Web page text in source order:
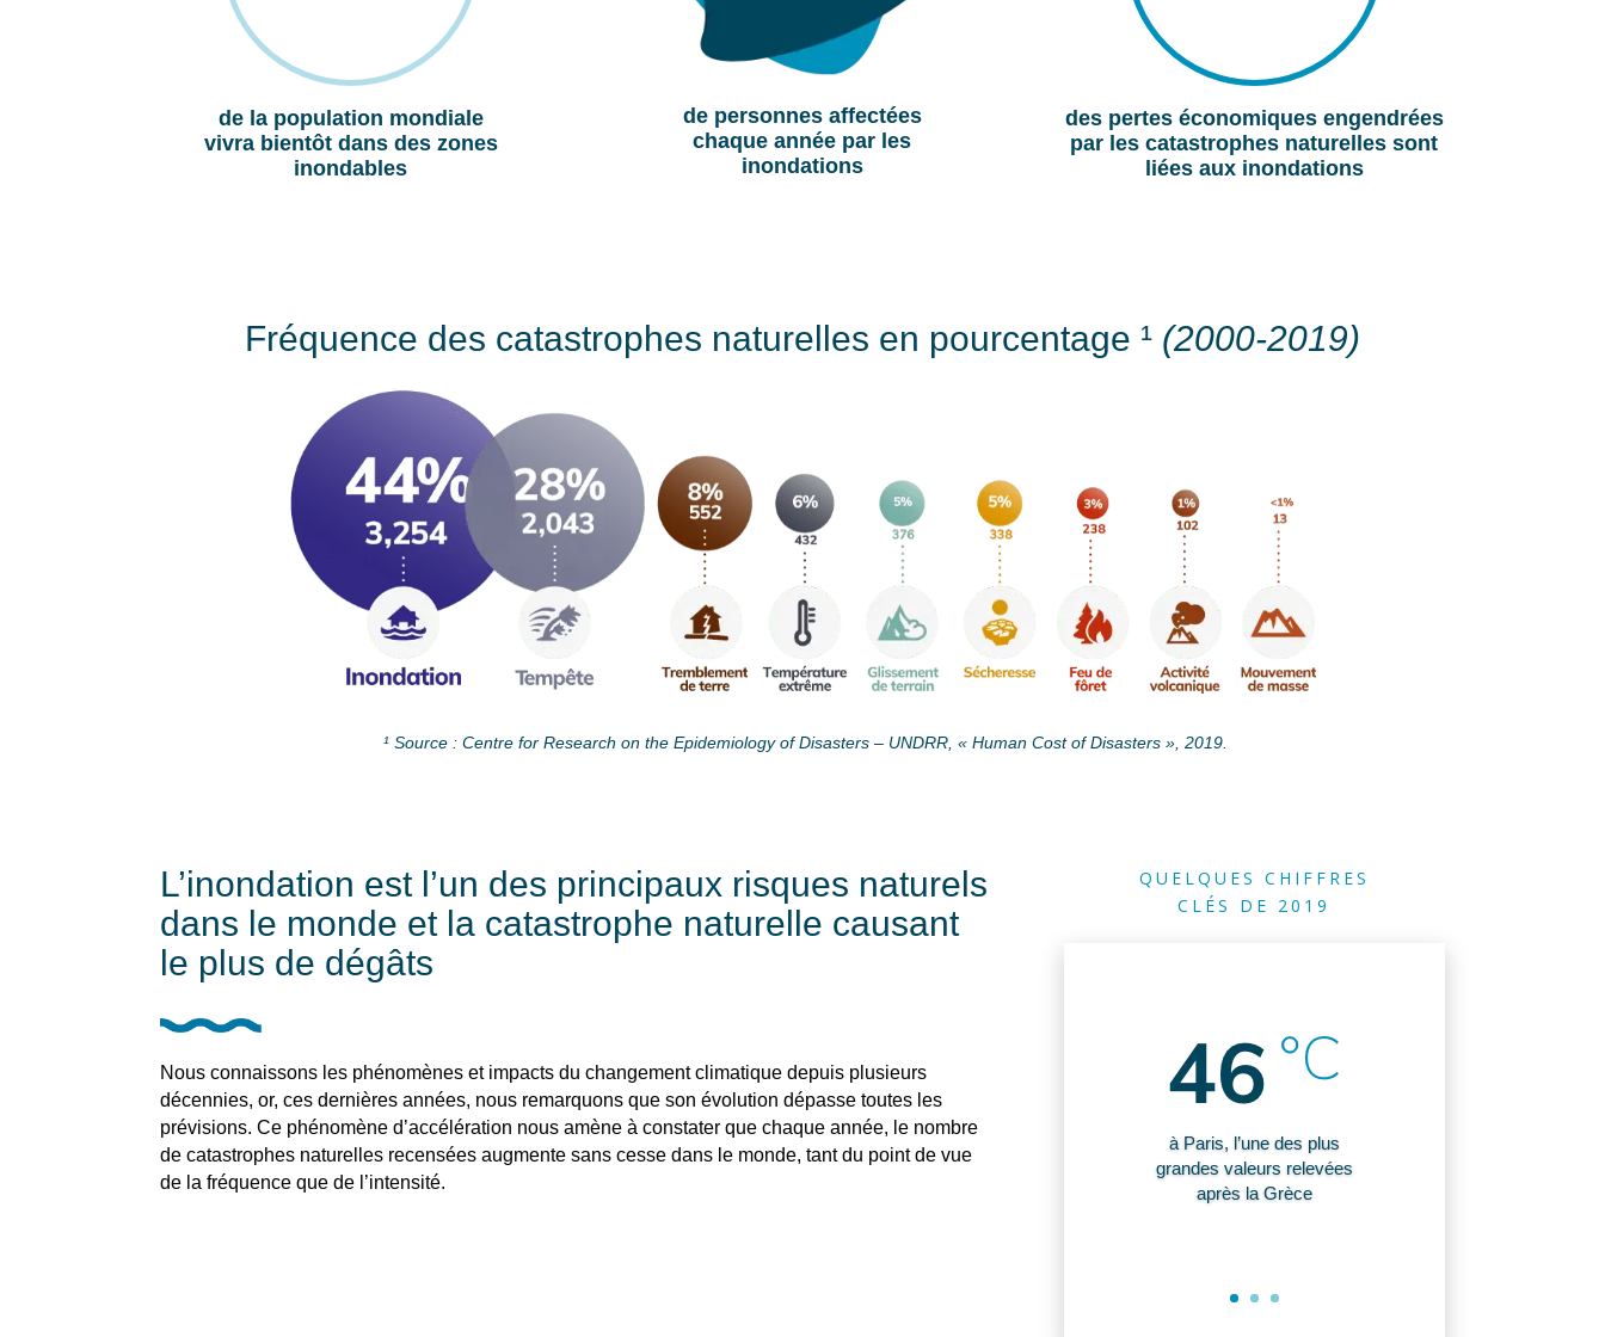
de la population mondiale
vivra bientôt dans des zones
inondables
de personnes affectées
chaque année par les
inondations
des pertes économiques engendrées
par les catastrophes naturelles sont
liées aux inondations
Fréquence des catastrophes naturelles en pourcentage ¹ (2000-2019)
¹ Source : Centre for Research on the Epidemiology of Disasters – UNDRR, « Human Cost of Disasters », 2019.
L’inondation est l’un des principaux risques naturels
dans le monde et la catastrophe naturelle causant
le plus de dégâts
Nous connaissons les phénomènes et impacts du changement climatique depuis plusieurs
décennies, or, ces dernières années, nous remarquons que son évolution dépasse toutes les
prévisions. Ce phénomène d’accélération nous amène à constater que chaque année, le nombre
de catastrophes naturelles recensées augmente sans cesse dans le monde, tant du point de vue
de la fréquence que de l’intensité.
QUELQUES CHIFFRES
CLÉS DE 2019
à Paris, l’une des plus
grandes valeurs relevées
après la Grèce